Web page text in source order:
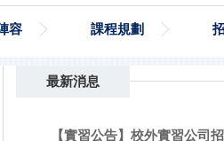
容 課程規劃
最新消息
【實習公告】校外實習公司